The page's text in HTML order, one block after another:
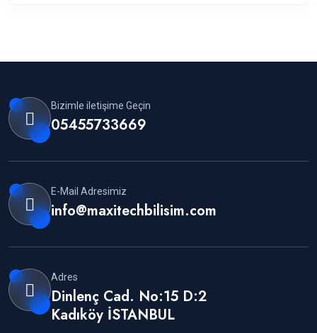
Bizimle iletişime Geçin
05455733669
E-Mail Adresimiz
info@maxitechbilisim.com
Adres
Dinlenç Cad. No:15 D:2
Kadıköy İSTANBUL